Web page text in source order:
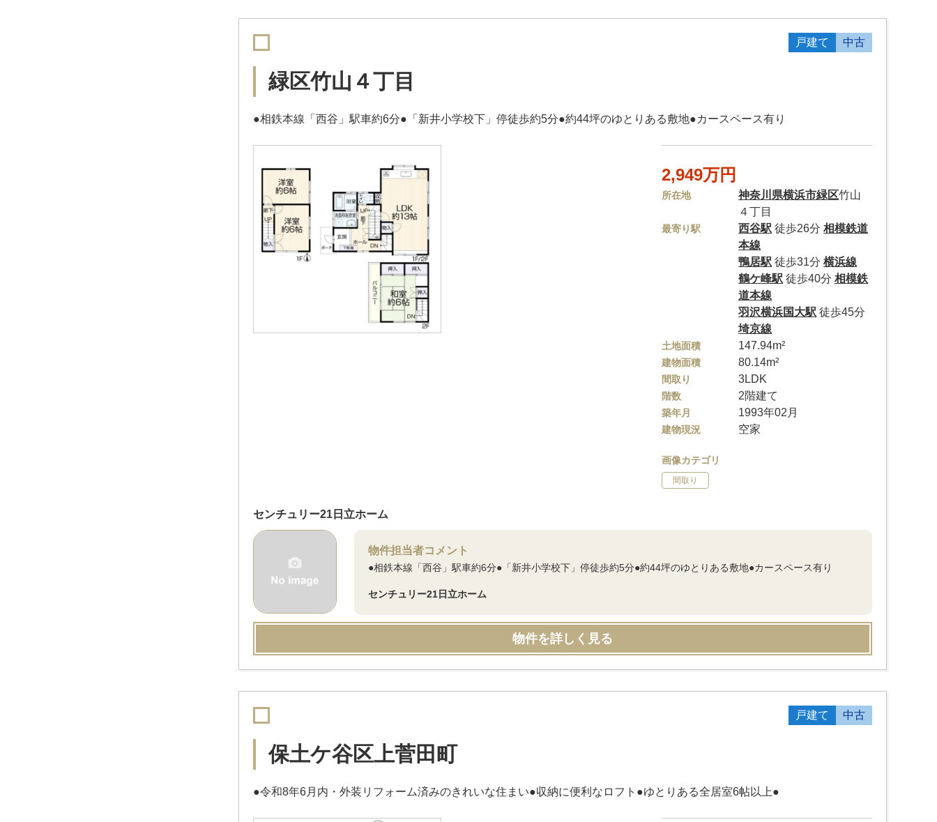
戸建て 中古
緑区竹山４丁目
●相鉄本線「西谷」駅車約6分●「新井小学校下」停徒歩約5分●約44坪のゆとりある敷地●カースペース有り
2,949万円
所在地 神奈川県横浜市緑区竹山
４丁目
最寄り駅 西谷駅 徒歩26分相模鉄道
本線
鴨居駅 徒歩31分横浜線
鶴ケ峰駅 徒歩40分相模鉄
道本線
羽沢横浜国大駅 徒歩45分
埼京線
土地面積 147.94m²
建物面積 80.14m²
間取り 3LDK
階数 2階建て
築年月 1993年02月
建物現況 空家
画像カテゴリ
間取り
センチュリー21日立ホーム
物件担当者コメント
●相鉄本線「西谷」駅車約6分●「新井小学校下」停徒歩約5分●約44坪のゆとりある敷地●カースペース有り
センチュリー21日立ホーム
物件を詳しく見る
戸建て 中古
保土ケ谷区上菅田町
●令和8年6月内・外装リフォーム済みのきれいな住まい●収納に便利なロフト●ゆとりある全居室6帖以上●